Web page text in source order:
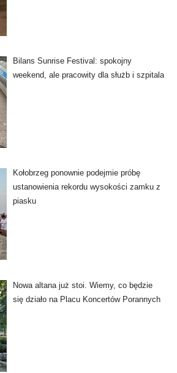
Bilans Sunrise Festival: spokojny
weekend, ale pracowity dla służb i szpitala
Kołobrzeg ponownie podejmie próbę
ustanowienia rekordu wysokości zamku z
piasku
Nowa altana już stoi. Wiemy, co będzie
się działo na Placu Koncertów Porannych